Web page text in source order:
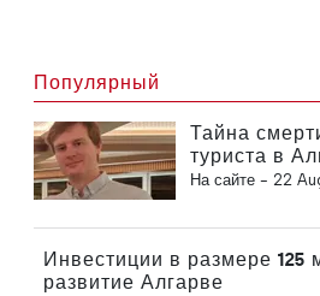
Популярный
Тайна
туриста в
На сайте - 22
Инвестиции в размере 125
развитие Алгарве